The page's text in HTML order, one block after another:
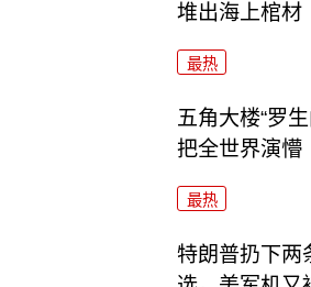
堆出海上棺材
最热
五角大楼“罗
把全世界演懵
最热
特朗普扔下两